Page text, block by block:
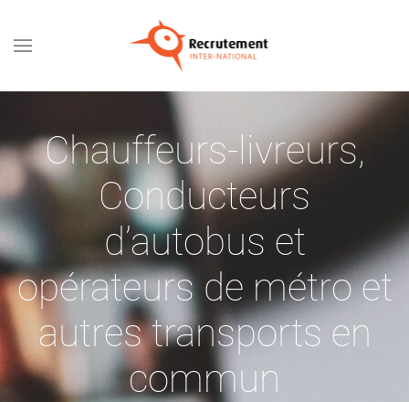
Passer au contenu principal
Chauffeurs-livreurs,
Conducteurs
d’autobus et
opérateurs de métro et
autres transports en
commun